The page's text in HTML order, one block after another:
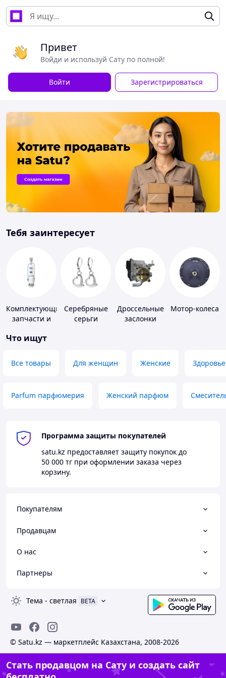
Привет
Войди и используй Сату по полной!
Войти Зарегистрироваться
Тебя заинтересует
Комплектующие,
запчасти и
материалы
сантехники
Серебряные
серьги
Дроссельные
заслонки
Мотор-колеса
Что ищут
Все товары Для женщин Женские Здоровье
Parfum парфюмерия Женский парфюм
Программа защиты покупателей
satu.kz предоставляет защиту покупок до
50 000 тг при оформлении заказа через
корзину.
Покупателям
Продавцам
О нас
Партнеры
Тема - светлая BETA
© Satu.kz — маркетплейс Казахстана, 2008-2026
Стать продавцом на Сату и создать сайт